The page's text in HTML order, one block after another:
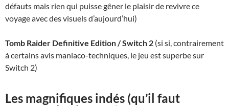
défauts mais rien qui puisse gêner le plaisir de revivre ce
voyage avec des visuels d’aujourd’hui)
Tomb Raider Definitive Edition / Switch 2 (si si, contrairement
à certains avis maniaco-techniques, le jeu est superbe sur
Switch 2)
Les magnifiques indés (qu’il faut